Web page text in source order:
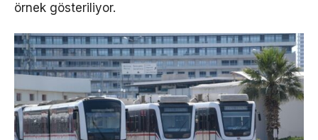
örnek gösteriliyor.